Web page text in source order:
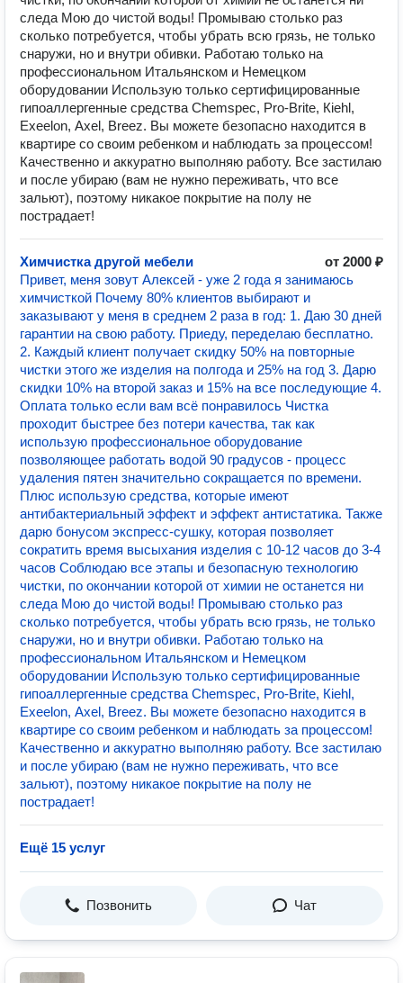
следа Мою до чистой воды! Промываю столько раз
сколько потребуется, чтобы убрать всю грязь, не только
снаружи, но и внутри обивки. Работаю только на
профессиональном Итальянском и Немецком
оборудовании Использую только сертифицированные
гипоаллергенные средства Сhеmsрес, Рrо-Вritе, Кiеhl,
Ехееlоn, Ахеl, Вrееz. Вы можете безопасно находится в
квартире со своим ребенком и наблюдать за процессом!
Качественно и аккуратно выполняю работу. Все застилаю
и после убираю (вам не нужно переживать, что все
зальют), поэтому никакое покрытие на полу не
пострадает!
Химчистка другой мебели
от 2000 ₽
Привет, меня зовут Алексей - уже 2 года я занимаюсь
химчисткой Почему 80% клиентов выбирают и
заказывают у меня в среднем 2 раза в год: 1. Даю 30 дней
гарантии на свою работу. Приеду, переделаю бесплатно.
2. Каждый клиент получает скидку 50% на повторные
чистки этого же изделия на полгода и 25% на год 3. Дарю
скидки 10% на второй заказ и 15% на все последующие 4.
Оплата только если вам всё понравилось Чистка
проходит быстрее без потери качества, так как
использую профессиональное оборудование
позволяющее работать водой 90 градусов - процесс
удаления пятен значительно сокращается по времени.
Плюс использую средства, которые имеют
антибактериальный эффект и эффект антистатика. Также
дарю бонусом экспресс-сушку, которая позволяет
сократить время высыхания изделия с 10-12 часов до 3-4
часов Соблюдаю все этапы и безопасную технологию
чистки, по окончании которой от химии не останется ни
следа Мою до чистой воды! Промываю столько раз
сколько потребуется, чтобы убрать всю грязь, не только
снаружи, но и внутри обивки. Работаю только на
профессиональном Итальянском и Немецком
оборудовании Использую только сертифицированные
гипоаллергенные средства Сhеmsрес, Рrо-Вritе, Кiеhl,
Ехееlоn, Ахеl, Вrееz. Вы можете безопасно находится в
квартире со своим ребенком и наблюдать за процессом!
Качественно и аккуратно выполняю работу. Все застилаю
и после убираю (вам не нужно переживать, что все
зальют), поэтому никакое покрытие на полу не
пострадает!
Ещё 15 услуг
Позвонить Чат